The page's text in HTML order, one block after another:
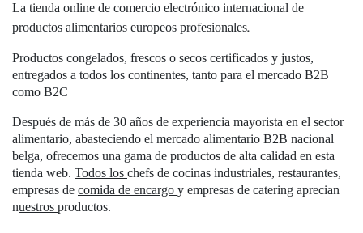
La tienda online de comercio electrónico internacional de
productos alimentarios europeos profesionales.
Productos congelados, frescos o secos certificados y justos,
entregados a todos los continentes, tanto para el mercado B2B
como B2C
Después de más de 30 años de experiencia mayorista en el sector
alimentario, abasteciendo el mercado alimentario B2B nacional
belga, ofrecemos una gama de productos de alta calidad en esta
tienda web. Todos los chefs de cocinas industriales, restaurantes,
empresas de comida de encargo y empresas de catering aprecian
nuestros productos.